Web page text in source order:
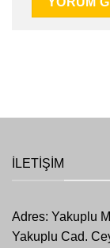
İLETIŞIM
Adres: Yakuplu
Yakuplu Cad.